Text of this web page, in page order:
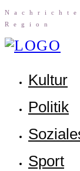
Region
Kul­tur
Poli­tik
Sport